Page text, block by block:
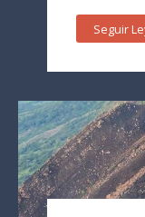
Seguir